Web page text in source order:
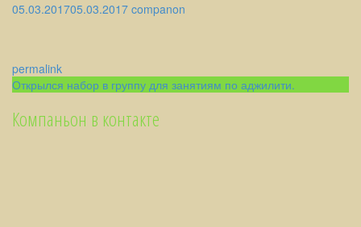
05.03.201705.03.2017 companon
permalink
Post
navigation
Открылся набор в группу для занятиям по аджилити.
Компаньон в контакте